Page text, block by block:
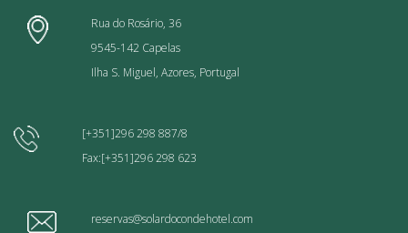
Rua do Rosário, 36
9545-142 Capelas
Ilha S. Miguel, Azores, Portugal
[+351]296 298 887/8
Fax:[+351]296 298 623
reservas@solardocondehotel.com